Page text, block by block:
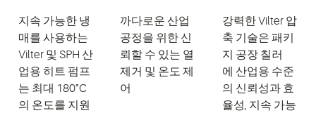
지속 가능한 냉
매를 사용하는
Vilter 및 SPH 산
업용 히트 펌프
는 최대 180°C
의 온도를 지원
까다로운 산업
공정을 위한 신
뢰할 수 있는 열
제거 및 온도 제
어
강력한Vilter압
축 기술은 패키
지 공장 칠러
에 산업용 수준
의 신뢰성과 효
율성, 지속 가능